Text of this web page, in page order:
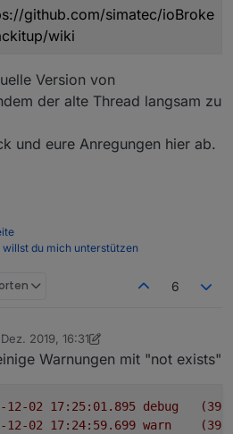
github.com/simatec/ioBroke
wiki
Version von
der alte Thread langsam zu
und eure Anregungen hier ab.
du mich unterstützen
6
2019, 16:31
von Einstein6712. Feb. 2019, 18:04
Warnungen mit "not exists"
debug
warn